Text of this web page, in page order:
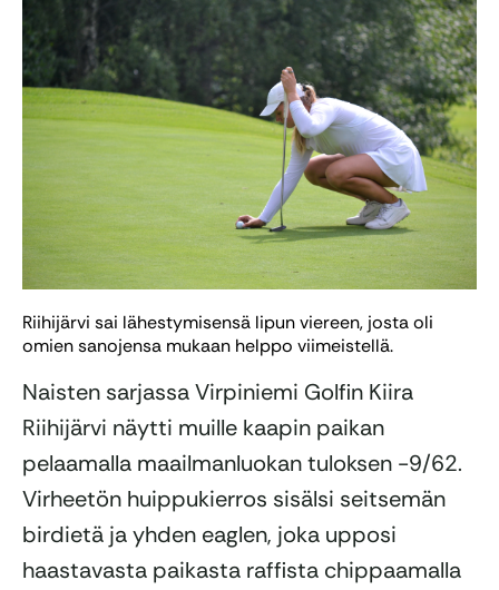
Riihijärvi sai lähestymisensä lipun viereen, josta oli
omien sanojensa mukaan helppo viimeistellä.
Naisten sarjassa Virpiniemi Golfin Kiira
Riihijärvi näytti muille kaapin paikan
pelaamalla maailmanluokan tuloksen -9/62.
Virheetön huippukierros sisälsi seitsemän
birdietä ja yhden eaglen, joka upposi
haastavasta paikasta raffista chippaamalla